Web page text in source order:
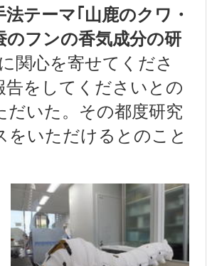
テーマ｢山鹿のクワ・
のフンの香気成分の研
関心を寄せてくださ
告をしてくださいとの
だいた。その都度研究
をいただけるとのこと